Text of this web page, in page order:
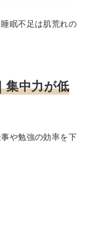
眠不足は肌荒れの
集中力が低
や勉強の効率を下